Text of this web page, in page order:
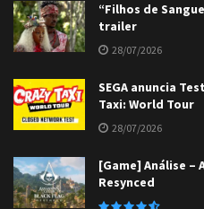
“Filhos de
trailer
28/07/2026
SEGA anuncia
Taxi: World Tour
28/07/2026
[Game] Análise –
Resynced